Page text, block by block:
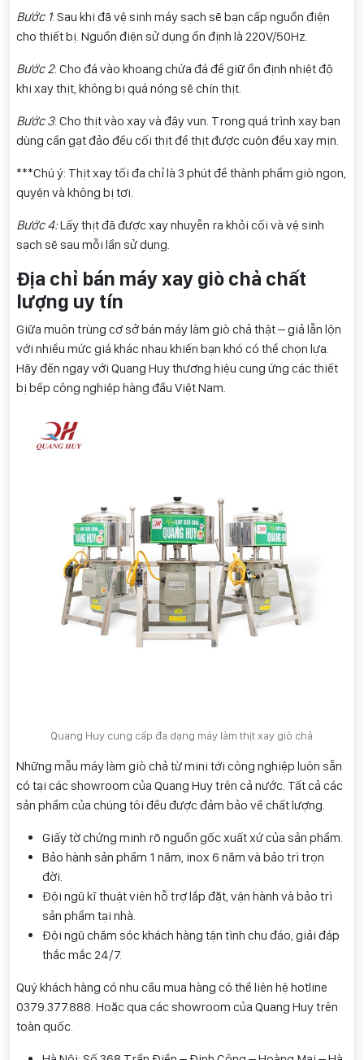
Bước 1: Sau khi đã vệ sinh máy sạch sẽ bạn cấp nguồn điện
cho thiết bị. Nguồn điện sử dụng ổn định là 220V/50Hz.
Bước 2: Cho đá vào khoang chứa đá để giữ ổn định nhiệt độ
khi xay thịt, không bị quá nóng sẽ chín thịt.
Bước 3: Cho thịt vào xay và đậy vun. Trong quá trình xay bạn
dùng cần gạt đảo đều cối thịt để thịt được cuộn đều xay mịn.
***Chú ý: Thịt xay tối đa chỉ là 3 phút để thành phẩm giò ngon,
quyện và không bị tơi.
Bước 4:Lấy thịt đã được xay nhuyễn ra khỏi cối và vệ sinh
sạch sẽ sau mỗi lần sử dụng.
Địa chỉ bán máy xay giò chả chất
lượng uy tín
Giữa muôn trùng cơ sở bán máy làm giò chả thật – giả lẫn lộn
với nhiều mức giá khác nhau khiến bạn khó có thể chọn lựa.
Hãy đến ngay với Quang Huy thương hiệu cung ứng các thiết
bị bếp công nghiệp hàng đầu Việt Nam.
Quang Huy cung cấp đa dạng máy làm thịt xay giò chả
Những mẫu máy làm giò chả từ mini tới công nghiệp luôn sẵn
có tại các showroom của Quang Huy trên cả nước. Tất cả các
sản phẩm của chúng tôi đều được đảm bảo về chất lượng.
Giấy tờ chứng minh rõ nguồn gốc xuất xứ của sản phẩm.
Bảo hành sản phẩm 1 năm, inox 6 năm và bảo trì trọn
đời.
Đội ngũ kĩ thuật viên hỗ trợ lắp đặt, vận hành và bảo trì
sản phẩm tại nhà.
Đội ngũ chăm sóc khách hàng tận tình chu đáo, giải đáp
thắc mắc 24/7.
Quý khách hàng có nhu cầu mua hàng có thể liên hệ hotline
0379.377.888 . Hoặc qua các showroom của Quang Huy trên
toàn quốc.